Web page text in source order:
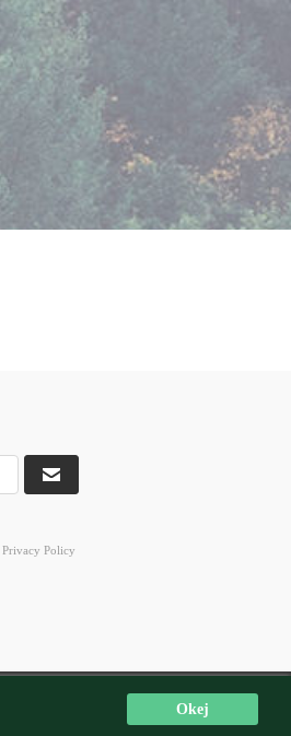
Okej
Privacy Policy